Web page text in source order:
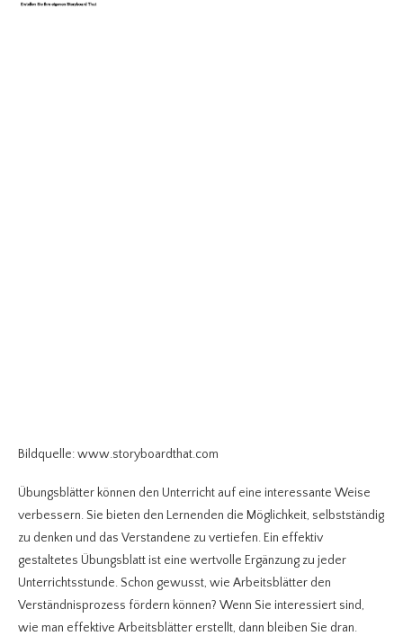
Bildquelle: www.storyboardthat.com
Übungsblätter können den Unterricht auf eine interessante Weise
verbessern. Sie bieten den Lernenden die Möglichkeit, selbstständig
zu denken und das Verstandene zu vertiefen. Ein effektiv
gestaltetes Übungsblatt ist eine wertvolle Ergänzung zu jeder
Unterrichtsstunde. Schon gewusst, wie Arbeitsblätter den
Verständnisprozess fördern können? Wenn Sie interessiert sind,
wie man effektive Arbeitsblätter erstellt, dann bleiben Sie dran.